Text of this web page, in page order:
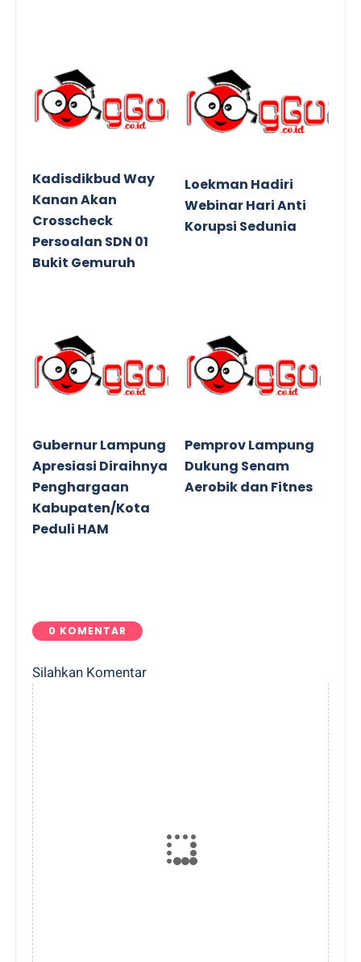
Kadisdikbud Way
Kanan Akan
Crosscheck
Persoalan SDN 01
Bukit Gemuruh
Loekman Hadiri
Webinar Hari Anti
Korupsi Sedunia
Gubernur Lampung
Apresiasi Diraihnya
Penghargaan
Kabupaten/Kota
Peduli HAM
Pemprov Lampung
Dukung Senam
Aerobik dan Fitnes
0 KOMENTAR
Silahkan Komentar